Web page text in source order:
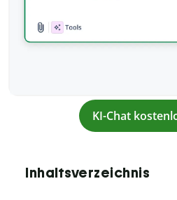
KI-Chat
Inhaltsverzeichnis